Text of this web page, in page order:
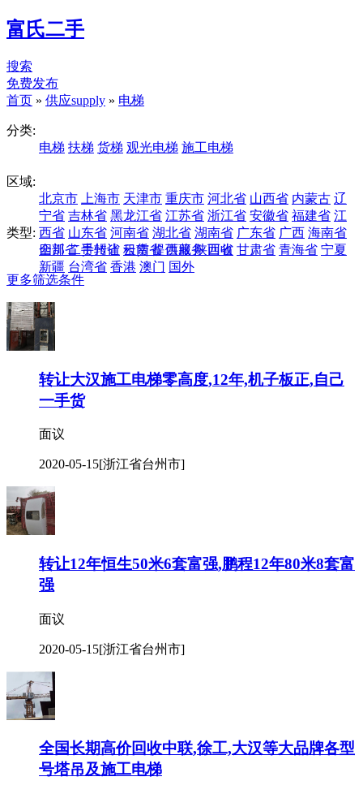
富氏二手
搜索
免费发布
首页 » 供应supply » 电梯
分类:
电梯 扶梯 货梯 观光电梯 施工电梯
区域:
北京市
上海市 天津市 重庆市 河北省 山西省 内蒙古 辽
宁省 吉林省 黑龙江省 江苏省 浙江省 安徽省 福建省 江
西省 山东省 河南省 湖北省 湖南省 广东省 广西 海南省
四川省 贵州省 云南省 西藏 陕西省 甘肃省 青海省 宁夏
新疆 台湾省 香港 澳门 国外
类型:
全部 二手转让 租赁 提供服务 回收
更多筛选条件
转让大汉施工电梯零高度,12年,机子板正,自己
一手货
面议
2020-05-15[浙江省台州市]
转让12年恒生50米6套富强,鹏程12年80米8套富
强
面议
2020-05-15[浙江省台州市]
全国长期高价回收中联,徐工,大汉等大品牌各型
号塔吊及施工电梯